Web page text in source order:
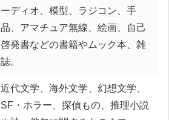
ーディオ、模型、ラジコン、手
品、アマチュア無線、絵画、自己
啓発書などの書籍やムック本、雑
誌。
近代文学、海外文学、幻想文学、
SF・ホラー、探偵もの、推理小説